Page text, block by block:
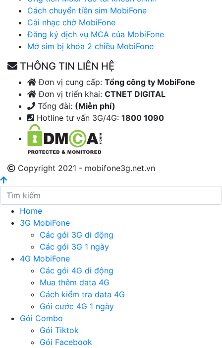
Cách chuyển tiền sim MobiFone
Cài nhạc chờ MobiFone
Đăng ký dịch vụ MCA của MobiFone
Mở sim bị khóa 2 chiều MobiFone
THÔNG TIN LIÊN HỆ
Đơn vị cung cấp: Tổng công ty MobiFone
Đơn vị triển khai: CTNET DIGITAL
Tổng đài: (Miễn phí)
Hotline tư vấn 3G/4G: 1800 1090
Copyright 2021 - mobifone3g.net.vn
Home
3G MobiFone
Các gói 3G di động
Các gói 3G 1 ngày
4G MobiFone
Các gói 4G di động
Mua thêm data 4G
Cách kiểm tra data 4G
Gói cước 4G 1 ngày
Gói Combo
Gói Tiktok
Gói Facebook